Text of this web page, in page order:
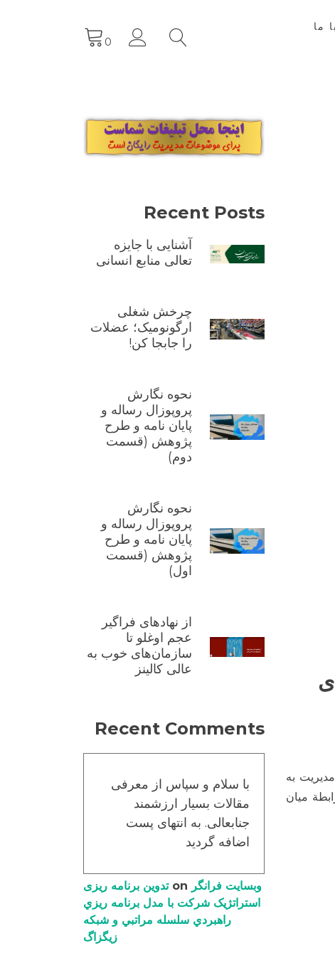
ما
0
به
ميان
Recent Posts
آشنایی با جایزه
تعالی منابع انسانی
چرخش شغلی
ارگونومیک؛ عضلات
را جابجا کن!
نحوه نگارش
پروپوزال رساله و
پایان نامه و طرح
پژوهش (قسمت
دوم)
نحوه نگارش
پروپوزال رساله و
پایان نامه و طرح
پژوهش (قسمت
اول)
از نهادهای فراگیر
عجم اوغلو تا
سازمان‌های خوب به
عالی کالینز
Recent Comments
با سلام و سپاس از معرفی
مقالات بسیار ارزشمند
جنابعالی. به انتهای پست
اضافه گردید
وبسایت فرانگر
تدوین برنامه ریزی
استراتژیک شرکت با مدل برنامه ریزي
راهبردي سلسله مراتبي و شبکه
زیگزاگ